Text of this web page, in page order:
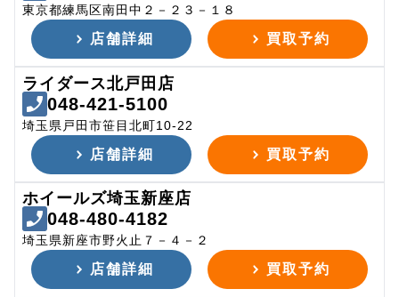
東京都練馬区南田中２－２３－１８
店舗詳細 買取予約
ライダース北戸田店
048-421-5100
埼玉県戸田市笹目北町10-22
店舗詳細 買取予約
ホイールズ埼玉新座店
048-480-4182
埼玉県新座市野火止７－４－２
店舗詳細 買取予約